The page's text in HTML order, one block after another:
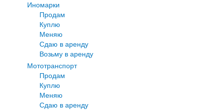
Иномарки
Продам
Куплю
Меняю
Сдаю в аренду
Возьму в аренду
Мототранспорт
Продам
Куплю
Меняю
Сдаю в аренду